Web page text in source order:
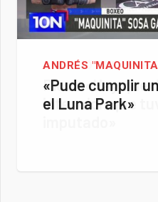
ANDRÉS
«Pude cumplir
el Luna Park»